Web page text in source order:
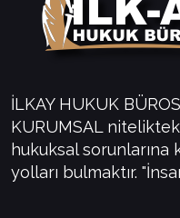
İLKAY HUKUK
KURUMSAL
hukuksal sorunlarına
yolları bulmaktır.